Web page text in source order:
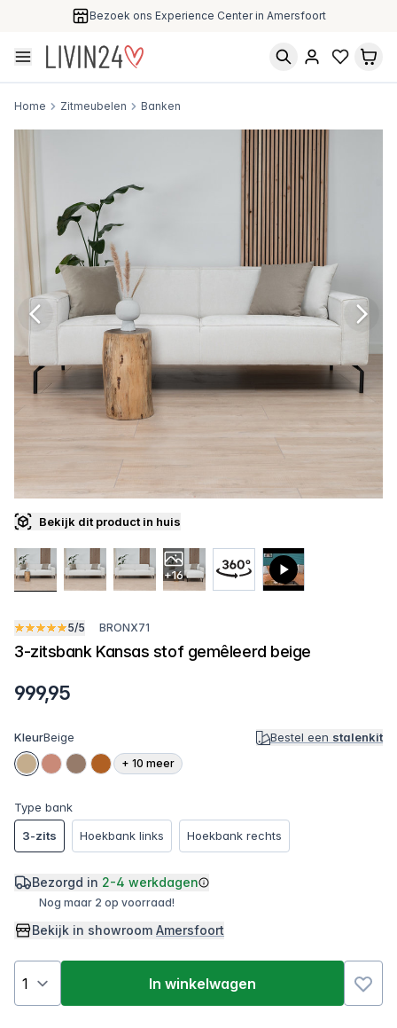
Bezoek ons Experience Center in Amersfoort
Home Zitmeubelen Banken
Bekijk dit product in huis
+16
5/5 BRONX71
3-zitsbank Kansas stof gemêleerd beige
999,95
KleurBeige Bestel een stalenkit
+ 10 meer
Type bank
3-zits
Hoekbank links Hoekbank rechts
Bezorgd in 2-4 werkdagen
Nog maar 2 op voorraad!
Bekijk in showroom Amersfoort
In winkelwagen